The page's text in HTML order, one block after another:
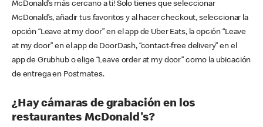
McDonald’s más cercano a ti! Solo tienes que seleccionar
McDonald’s, añadir tus favoritos y al hacer checkout, seleccionar la
opción “Leave at my door” en el app de Uber Eats, la opción “Leave
at my door” en el app de DoorDash, “contact-free delivery” en el
app de Grubhub o elige “Leave order at my door” como la ubicación
de entrega en Postmates.
¿Hay cámaras de grabación en los
restaurantes McDonald's?